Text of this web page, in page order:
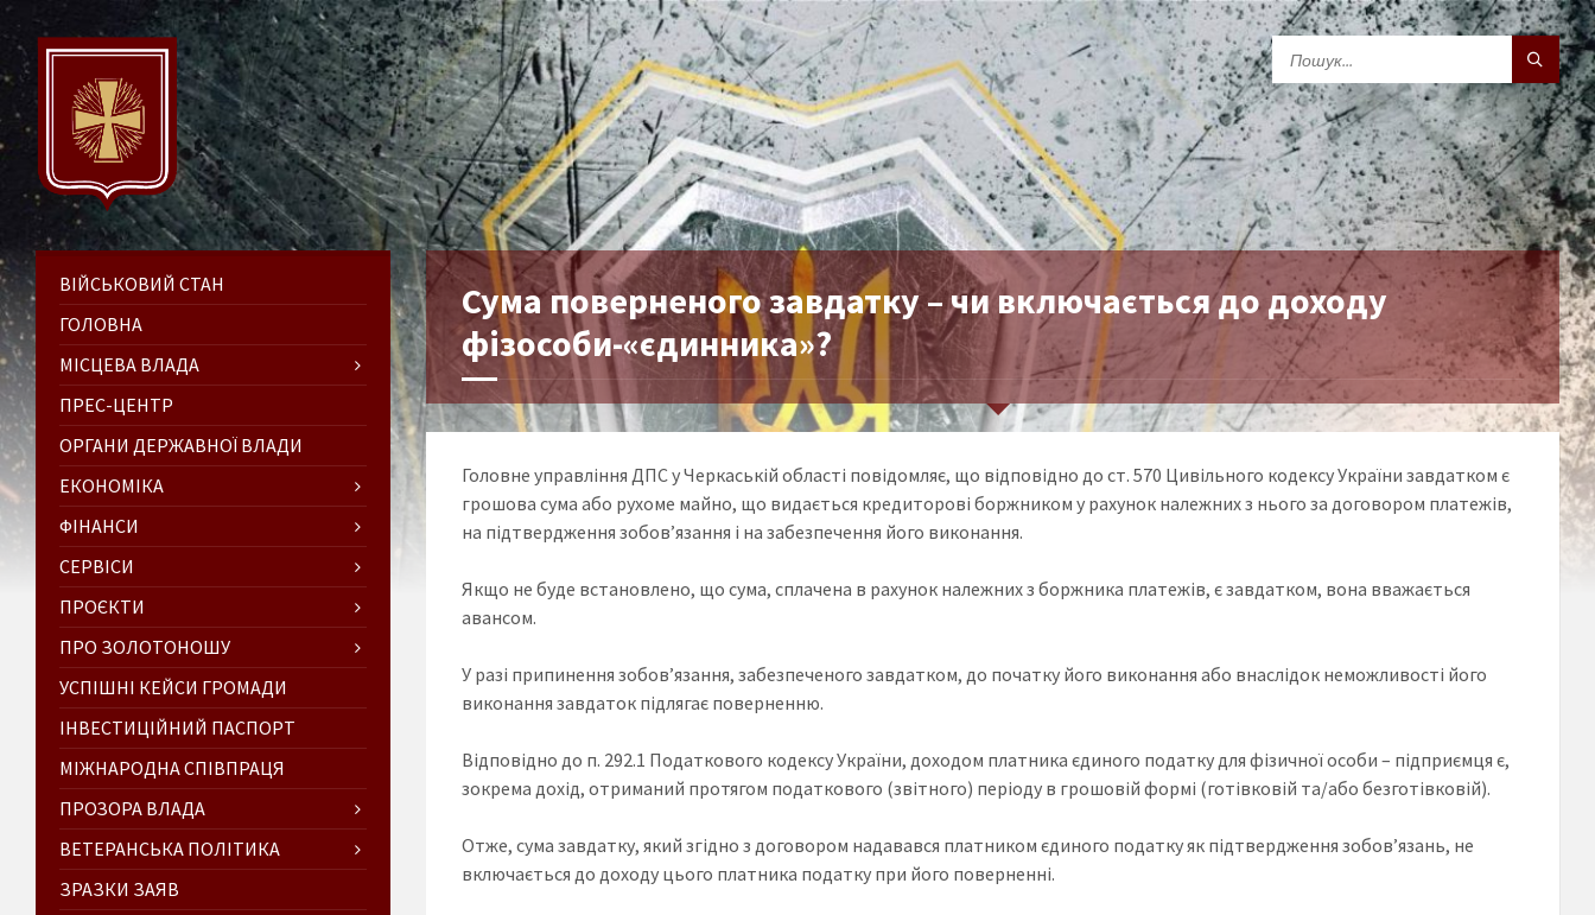
Сума поверненого завдатку – чи включається до доходу
фізособи-«єдинника»?
Головне управління ДПС у Черкаській області повідомляє, що відповідно до ст. 570 Цивільного кодексу України завдатком є
грошова сума або рухоме майно, що видається кредиторові боржником у рахунок належних з нього за договором платежів,
на підтвердження зобов’язання і на забезпечення його виконання.
Якщо не буде встановлено, що сума, сплачена в рахунок належних з боржника платежів, є завдатком, вона вважається
авансом.
У разі припинення зобов’язання, забезпеченого завдатком, до початку його виконання або внаслідок неможливості його
виконання завдаток підлягає поверненню.
Відповідно до п. 292.1 Податкового кодексу України, доходом платника єдиного податку для фізичної особи – підприємця є,
зокрема дохід, отриманий протягом податкового (звітного) періоду в грошовій формі (готівковій та/або безготівковій).
Отже, сума завдатку, який згідно з договором надавався платником єдиного податку як підтвердження зобов’язань, не
включається до доходу цього платника податку при його поверненні.
ВІЙСЬКОВИЙ СТАН
ГОЛОВНА
МІСЦЕВА ВЛАДА
ПРЕС-ЦЕНТР
ОРГАНИ ДЕРЖАВНОЇ ВЛАДИ
ЕКОНОМІКА
ФІНАНСИ
СЕРВІСИ
ПРОЄКТИ
ПРО ЗОЛОТОНОШУ
УСПІШНІ КЕЙСИ ГРОМАДИ
ІНВЕСТИЦІЙНИЙ ПАСПОРТ
МІЖНАРОДНА СПІВПРАЦЯ
ПРОЗОРА ВЛАДА
ВЕТЕРАНСЬКА ПОЛІТИКА
ЗРАЗКИ ЗАЯВ